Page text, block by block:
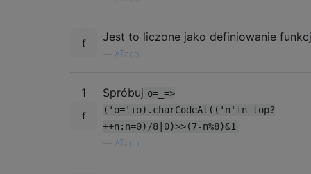
Jest to liczone jako definiowanie
ATaco
1 Spróbuj o=_=>
('o='+o).charCodeAt(('n'in top?
++n:n=0)/8|0)>>(7-n%8)&1
ATaco,